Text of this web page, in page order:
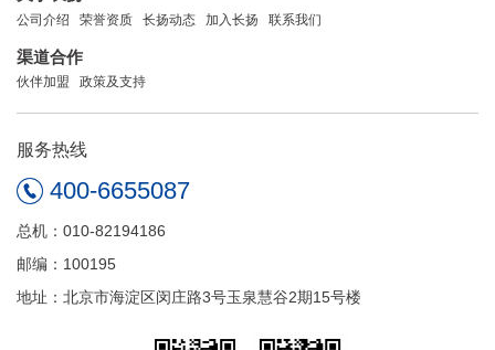
公司介绍 荣誉资质 长扬动态 加入长扬 联系我们
渠道合作
伙伴加盟 政策及支持
服务热线
400-6655087
总机：010-82194186
邮编：100195
地址：北京市海淀区闵庄路3号玉泉慧谷2期15号楼